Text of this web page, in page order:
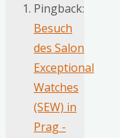
Pingback:
Besuch
des Salon
Exceptional
Watches
(SEW) in
Prag -